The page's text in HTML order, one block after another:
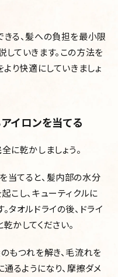
る、髪への負担を最小限
ていきます。この方法を
より快適にしていきましょ
イロンを当てる
に乾かしましょう。
当てると、髪内部の水分
こし、キューティクルに
タオルドライの後、ドライ
かしてください。
もつれを解き、毛流れを
るようになり、摩擦ダメ